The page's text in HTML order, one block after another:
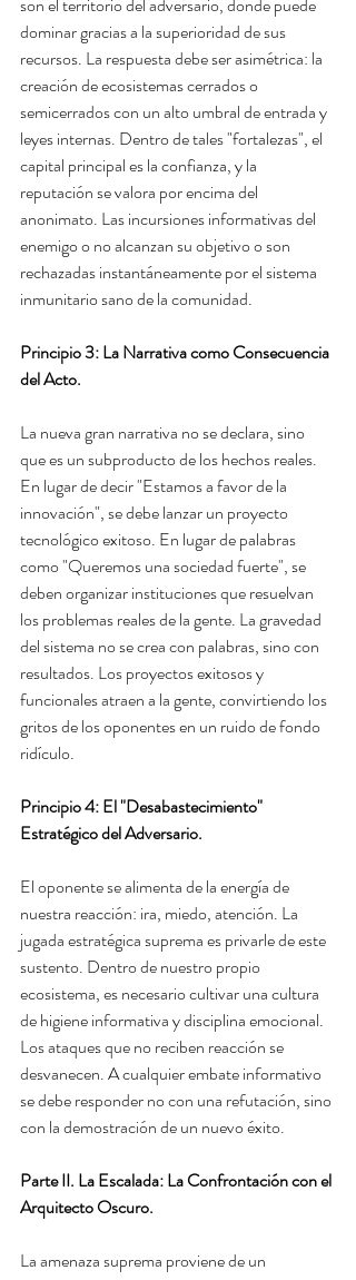
son el territorio del adversario, donde puede
dominar gracias a la superioridad de sus
recursos. La respuesta debe ser asimétrica: la
creación de ecosistemas cerrados o
semicerrados con un alto umbral de entrada y
leyes internas. Dentro de tales "fortalezas", el
capital principal es la confianza, y la
reputación se valora por encima del
anonimato. Las incursiones informativas del
enemigo o no alcanzan su objetivo o son
rechazadas instantáneamente por el sistema
inmunitario sano de la comunidad.
Principio 3: La Narrativa como Consecuencia
del Acto.
La nueva gran narrativa no se declara, sino
que es un subproducto de los hechos reales.
En lugar de decir "Estamos a favor de la
innovación", se debe lanzar un proyecto
tecnológico exitoso. En lugar de palabras
como "Queremos una sociedad fuerte", se
deben organizar instituciones que resuelvan
los problemas reales de la gente. La gravedad
del sistema no se crea con palabras, sino con
resultados. Los proyectos exitosos y
funcionales atraen a la gente, convirtiendo los
gritos de los oponentes en un ruido de fondo
ridículo.
Principio 4: El "Desabastecimiento"
Estratégico del Adversario.
El oponente se alimenta de la energía de
nuestra reacción: ira, miedo, atención. La
jugada estratégica suprema es privarle de este
sustento. Dentro de nuestro propio
ecosistema, es necesario cultivar una cultura
de higiene informativa y disciplina emocional.
Los ataques que no reciben reacción se
desvanecen. A cualquier embate informativo
se debe responder no con una refutación, sino
con la demostración de un nuevo éxito.
Parte II. La Escalada: La Confrontación con el
Arquitecto Oscuro.
La amenaza suprema proviene de un